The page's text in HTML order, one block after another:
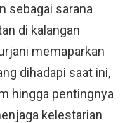
sebagai sarana
di kalangan
memaparkan
dihadapi saat ini,
hingga pentingnya
kelestarian